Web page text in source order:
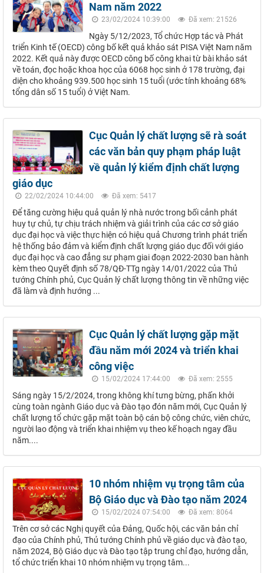
Nam năm 2022
23/02/2024 10:39:00 Đã xem: 21526
Ngày 5/12/2023, Tổ chức Hợp tác và Phát
triển Kinh tế (OECD) công bố kết quả khảo sát PISA Việt Nam năm
2022. Kết quả này được OECD công bố công khai từ bài khảo sát
về toán, đọc hoặc khoa học của 6068 học sinh ở 178 trường, đại
diện cho khoảng 939.500 học sinh 15 tuổi (ước tính khoảng 68%
tổng dân số 15 tuổi) ở Việt Nam.
Cục Quản lý chất lượng sẽ rà soát
các văn bản quy phạm pháp luật
về quản lý kiểm định chất lượng
giáo dục
22/02/2024 10:44:00 Đã xem: 5417
Để tăng cường hiệu quả quản lý nhà nước trong bối cảnh phát
huy tự chủ, tự chịu trách nhiệm và giải trình của các cơ sở giáo
dục đại học và việc thực hiện có hiệu quả Chương trình phát triển
hệ thống bảo đảm và kiểm định chất lượng giáo dục đối với giáo
dục đại học và cao đẳng sư phạm giai đoạn 2022-2030 ban hành
kèm theo Quyết định số 78/QĐ-TTg ngày 14/01/2022 của Thủ
tướng Chính phủ, Cục Quản lý chất lượng thông tin về những việc
đã làm và định hướng ...
Cục Quản lý chất lượng gặp mặt
đầu năm mới 2024 và triển khai
công việc
15/02/2024 17:44:00 Đã xem: 2555
Sáng ngày 15/2/2024, trong không khí tưng bừng, phấn khởi
cùng toàn ngành Giáo dục và Đào tạo đón năm mới, Cục Quản lý
chất lượng tổ chức gặp mặt toàn bộ cán bộ công chức, viên chức,
người lao động và triển khai nhiệm vụ theo kế hoạch ngay đầu
năm....
10 nhóm nhiệm vụ trọng tâm của
Bộ Giáo dục và Đào tạo năm 2024
15/02/2024 07:54:00 Đã xem: 8064
Trên cơ sở các Nghị quyết của Đảng, Quốc hội, các văn bản chỉ
đạo của Chính phủ, Thủ tướng Chính phủ về giáo dục và đào tạo,
năm 2024, Bộ Giáo dục và Đào tạo tập trung chỉ đạo, hướng dẫn,
tổ chức triển khai 10 nhóm nhiệm vụ trọng tâm...